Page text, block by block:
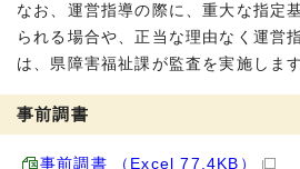
なお、運営指導の際に、重大な指定
られる場合や、正当な理由なく運営
は、県障害福祉課が監査を実施します
事前調書
事前調書 （Excel 77.4KB）